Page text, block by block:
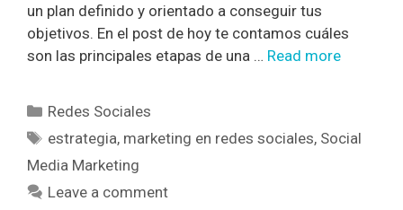
un plan definido y orientado a conseguir tus
objetivos. En el post de hoy te contamos cuáles
son las principales etapas de una … Read more
Redes Sociales
estrategia, marketing en redes sociales, Social
Media Marketing
Leave a comment